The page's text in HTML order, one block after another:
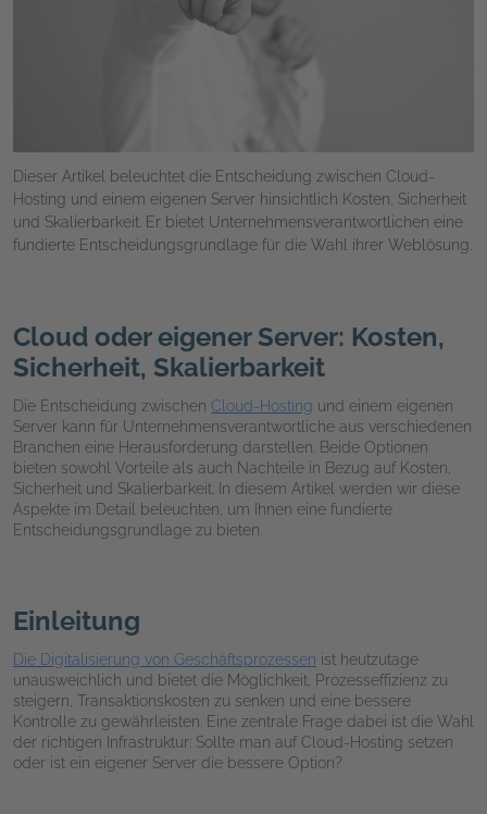
Dieser Artikel beleuchtet die Entscheidung zwischen Cloud-
Hosting und einem eigenen Server hinsichtlich Kosten, Sicherheit
und Skalierbarkeit. Er bietet Unternehmensverantwortlichen eine
fundierte Entscheidungsgrundlage für die Wahl ihrer Weblösung.
Cloud oder eigener Server: Kosten,
Sicherheit, Skalierbarkeit
Die Entscheidung zwischen Cloud-Hosting und einem eigenen
Server kann für Unternehmensverantwortliche aus verschiedenen
Branchen eine Herausforderung darstellen. Beide Optionen
bieten sowohl Vorteile als auch Nachteile in Bezug auf Kosten,
Sicherheit und Skalierbarkeit. In diesem Artikel werden wir diese
Aspekte im Detail beleuchten, um Ihnen eine fundierte
Entscheidungsgrundlage zu bieten.
Einleitung
Die Digitalisierung von Geschäftsprozessen ist heutzutage
unausweichlich und bietet die Möglichkeit, Prozesseffizienz zu
steigern, Transaktionskosten zu senken und eine bessere
Kontrolle zu gewährleisten. Eine zentrale Frage dabei ist die Wahl
der richtigen Infrastruktur: Sollte man auf Cloud-Hosting setzen
oder ist ein eigener Server die bessere Option?